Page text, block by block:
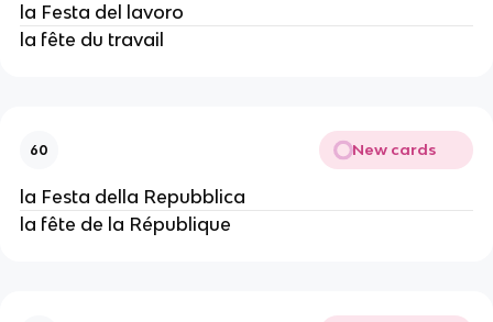
la Festa del lavoro
la fête du travail
60 New cards
la Festa della Repubblica
la fête de la République